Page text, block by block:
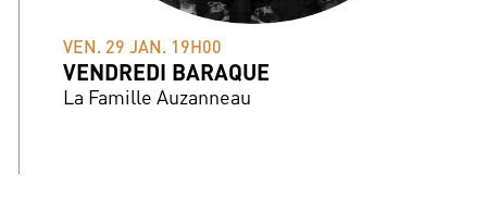
VEN. 29 JAN. 19H00
VENDREDI BARAQUE
La Famille Auzanneau